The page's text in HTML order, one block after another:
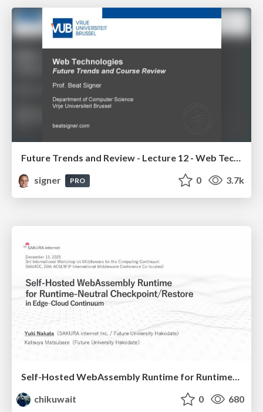
Future Trends and Review - Lecture 12 - Web Technologies (1019888BNR)
signer
PRO 0 3.7k
chikuwait
0 680